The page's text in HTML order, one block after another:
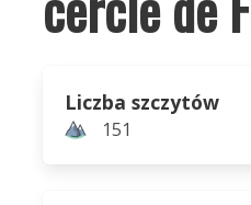
Liczba szczytów
151